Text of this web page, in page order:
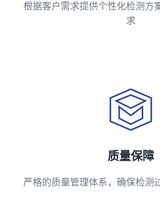
根据客户需求提供个性化检测方
求
质量保障
严格的质量管理体系，确保检测